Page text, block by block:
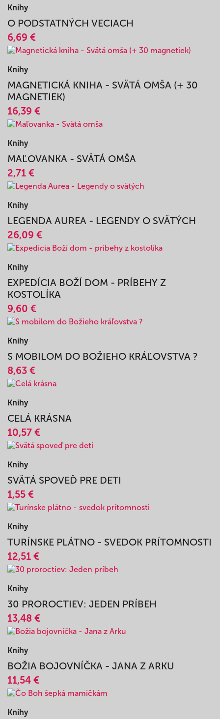
NOVÝ ZÁKON - KNIŽKA S OKIENKAMI
8,63 €
Knihy
O PODSTATNÝCH VECIACH
6,69 €
Knihy
MAGNETICKÁ KNIHA - SVÄTÁ OMŠA (+ 30
MAGNETIEK)
16,39 €
Knihy
MAĽOVANKA - SVÄTÁ OMŠA
2,71 €
Knihy
LEGENDA AUREA - LEGENDY O SVÄTÝCH
26,09 €
Knihy
EXPEDÍCIA BOŽÍ DOM - PRÍBEHY Z
KOSTOLÍKA
9,60 €
Knihy
S MOBILOM DO BOŽIEHO KRÁĽOVSTVA ?
8,63 €
Knihy
CELÁ KRÁSNA
10,57 €
Knihy
SVÄTÁ SPOVEĎ PRE DETI
1,55 €
Knihy
TURÍNSKE PLÁTNO - SVEDOK PRÍTOMNOSTI
12,51 €
Knihy
30 PROROCTIEV: JEDEN PRÍBEH
13,48 €
Knihy
BOŽIA BOJOVNÍČKA - JANA Z ARKU